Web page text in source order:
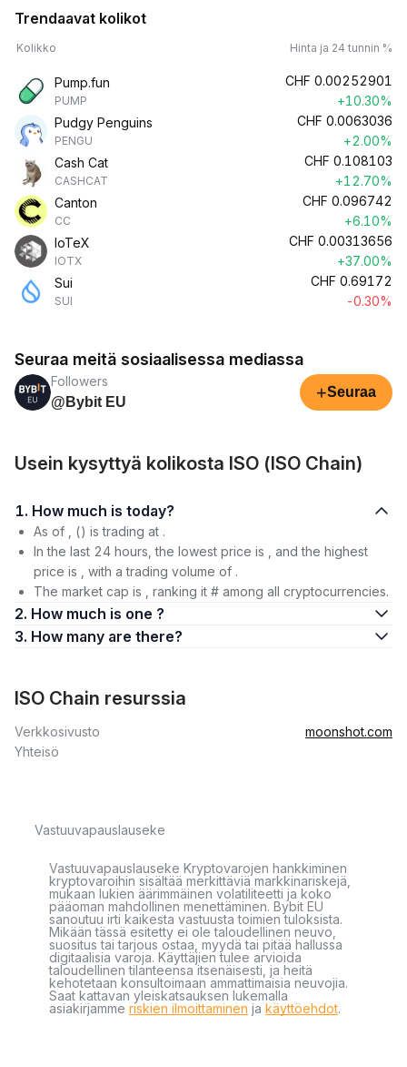
Trendaavat kolikot
Kolikko Hinta ja 24 tunnin %
Pump.fun
PUMP
CHF 0.00252901
+10.30%
Pudgy Penguins
PENGU
CHF 0.0063036
+2.00%
Cash Cat
CASHCAT
CHF 0.108103
+12.70%
Canton
CC
CHF 0.096742
+6.10%
IoTeX
IOTX
CHF 0.00313656
+37.00%
Sui
SUI
CHF 0.69172
-0.30%
Seuraa meitä sosiaalisessa mediassa
Followers
@Bybit EU
+Seuraa
Usein kysyttyä kolikosta ISO (ISO Chain)
1. How much is today?
As of , () is trading at .
In the last 24 hours, the lowest price is , and the highest
price is , with a trading volume of .
The market cap is , ranking it # among all cryptocurrencies.
2. How much is one ?
3. How many are there?
ISO Chain resurssia
Verkkosivusto
moonshot.com
Yhteisö
Vastuuvapauslauseke
Vastuuvapauslauseke Kryptovarojen hankkiminen
kryptovaroihin sisältää merkittäviä markkinariskejä,
mukaan lukien äärimmäinen volatiliteetti ja koko
pääoman mahdollinen menettäminen. Bybit EU
sanoutuu irti kaikesta vastuusta toimien tuloksista.
Mikään tässä esitetty ei ole taloudellinen neuvo,
suositus tai tarjous ostaa, myydä tai pitää hallussa
digitaalisia varoja. Käyttäjien tulee arvioida
taloudellinen tilanteensa itsenäisesti, ja heitä
kehotetaan konsultoimaan ammattimaisia neuvojia.
Saat kattavan yleiskatsauksen lukemalla
asiakirjamme riskien ilmoittaminen ja käyttöehdot.